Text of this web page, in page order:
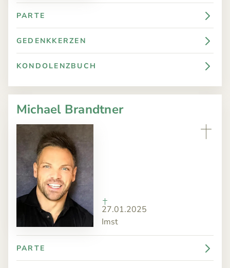
PARTE
GEDENKKERZEN
KONDOLENZBUCH
Michael Brandtner
27.01.2025
Imst
PARTE